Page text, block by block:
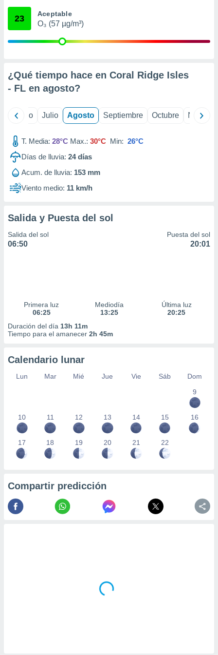
mediante
publicidad
1199
23 Aceptable
O₃ (57 µg/m³)
¿Qué tiempo hace en Coral Ridge Isles
- FL en agosto?
Junio Julio Agosto Septiembre Octubre
T. Media: 28°C Max.: 30°C Min: 26°C
Días de lluvia: 24días
Acum. de lluvia: 153 mm
Viento medio: 11 km/h
Salida y Puesta del sol
Salida del sol
06:50
Puesta del sol
20:01
Primera luz
06:25
Mediodía
13:25
Última luz
20:25
Duración del día 13h 11m
Tiempo para el amanecer 2h 45m
Calendario lunar
Lun Mar Mié Jue Vie Sáb
Dom
9
10 11 12 13 14 15 16
17 18 19 20 21 22
Compartir predicción